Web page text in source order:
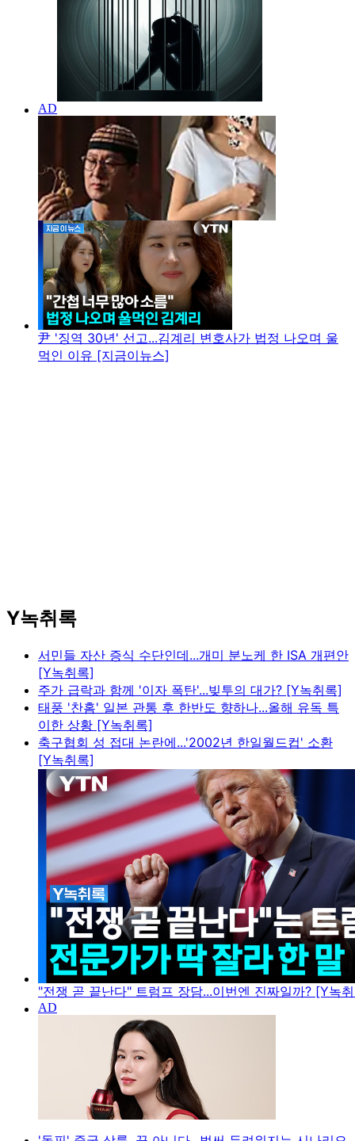
尹 '징역 30년' 선고...김계리 변호사가 법정 나오며 울
먹인 이유 [지금이뉴스]
Y녹취록
서민들 자산 증식 수단인데...개미 분노케 한 ISA 개편안
[Y녹취록]
주가 급락과 함께 '이자 폭탄'...빚투의 대가? [Y녹취록]
태풍 '찬홈' 일본 관통 후 한반도 향하나...올해 유독 특
이한 상황 [Y녹취록]
축구협회 성 접대 논란에...'2002년 한일월드컵' 소환
[Y녹취록]
"전쟁 곧 끝난다" 트럼프 장담...이번엔 진짜일까? [Y녹